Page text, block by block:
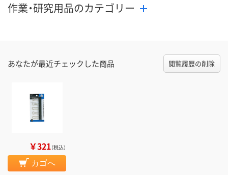
作業・研究用品のカテゴリー
あなたが最近チェックした商品 閲覧履歴の削除
￥321（税込）
カゴへ